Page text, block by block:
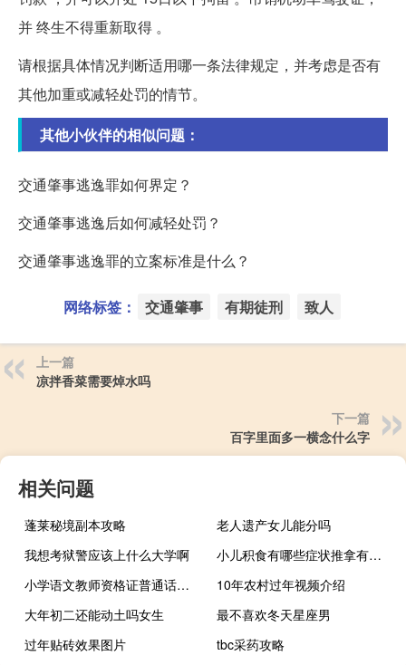
并 终生不得重新取得 。
请根据具体情况判断适用哪一条法律规定，并考虑是否有
其他加重或减轻处罚的情节。
其他小伙伴的相似问题：
交通肇事逃逸罪如何界定？
交通肇事逃逸后如何减轻处罚？
交通肇事逃逸罪的立案标准是什么？
网络标签： 交通肇事 有期徒刑 致人
上一篇
凉拌香菜需要焯水吗
下一篇
百字里面多一横念什么字
相关问题
蓬莱秘境副本攻略
老人遗产女儿能分吗
我想考狱警应该上什么大学啊
小儿积食有哪些症状推拿有没有用（小儿积食有哪些症状）
小学语文教师资格证普通话要求是什么
10年农村过年视频介绍
大年初二还能动土吗女生
最不喜欢冬天星座男
过年贴砖效果图片
tbc采药攻略